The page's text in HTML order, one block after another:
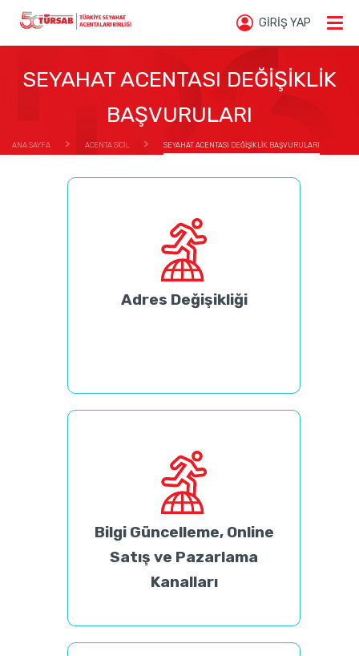
GİRİŞ YAP
SEYAHAT ACENTASI DEĞİŞİKLİK
BAŞVURULARI
ANA SAYFA ACENTA SİCİL SEYAHAT ACENTASI DEĞİŞİKLİK BAŞVURULARI
Adres Değişikliği
Bilgi Güncelleme, Online
Satış ve Pazarlama
Kanalları